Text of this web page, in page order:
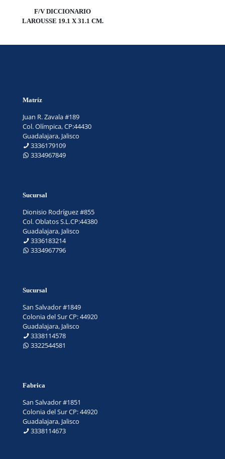
F/V DICCIONARIO
LAROUSSE 19.1 X 31.1 CM.
Matríz
Juan R. Zavala #189
Col. Olímpica, CP:44430
Guadalajara, Jalisco
3336179109
3334967849
Sucursal
Dionisio Rodríguez #855
Col. Oblatos S.L.CP:44380
Guadalajara, Jalisco
3336183214
3334967796
Sucursal
San Salvador #1849
Colonia del Sur CP: 44920
Guadalajara, Jalisco
3338114578
3322544581
Fabrica
San Salvador #1851
Colonia del Sur CP: 44920
Guadalajara, Jalisco
3338114673